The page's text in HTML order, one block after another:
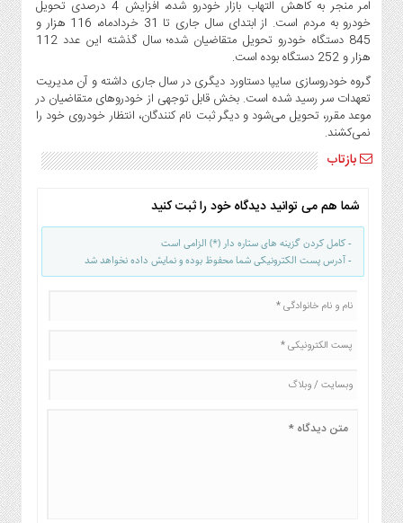
بین
الملل
روز
گوناگون
امر منجر به کاهش التهاب بازار خودرو شده،‌ افزایش 4 درصدی تحویل
خودرو به مردم است. از ابتدای سال جاری تا 31 خردادماه، 116 هزار و
845 دستگاه خودرو تحویل متقاضیان شده؛ سال گذشته این عدد 112
هزار و 252 دستگاه بوده است.
گروه خودروسازی سایپا دستاورد دیگری در سال جاری داشته و آن مدیریت
تعهدات سر رسید شده است. بخش قابل توجهی از خودروهای متقاضیان در
موعد مقرر، ‌تحویل می‌شود و دیگر ثبت نام کنندگان،‌ انتظار خودروی خود را
نمی‌کشند.
بازتاب
شما هم می توانید دیدگاه خود را ثبت کنید
- کامل کردن گزینه های ستاره دار (*) الزامی است
- آدرس پست الکترونیکی شما محفوظ بوده و نمایش داده نخواهد شد